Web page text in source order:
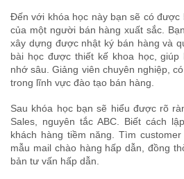
Đến với khóa học này bạn sẽ có được
của một người bán hàng xuất sắc.
xây dựng được nhật ký bán hàng và
bài học được thiết kế khoa học,
nhớ sâu. Giảng viên chuyên nghiệp,
trong lĩnh vực đào tạo bán hàng.
Sau khóa học bạn sẽ hiểu được rõ
Sales, nguyên tắc ABC. Biết cách
khách hàng tiềm năng. Tìm
mẫu mail chào hàng hấp dẫn, đồng
bản tư vấn hấp dẫn.